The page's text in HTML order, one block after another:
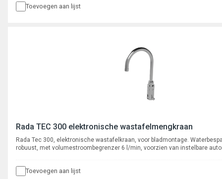
Toevoegen aan lijst
Rada TEC 300 elektronische wastafelmengkraan
Rada Tec 300, elektronische wastafelkraan, voor bladmontage.
robuust, met volumestroombegrenzer 6 l/min, voorzien van instelbare
Toevoegen aan lijst